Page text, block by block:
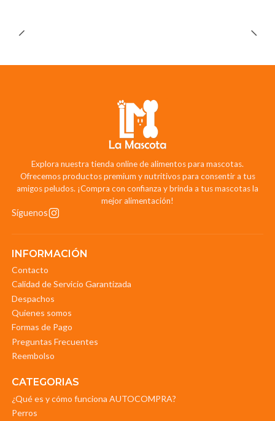
Explora nuestra tienda online de alimentos para mascotas.
Ofrecemos productos premium y nutritivos para consentir a tus
amigos peludos. ¡Compra con confianza y brinda a tus mascotas la
mejor alimentación!
Síguenos
INFORMACIÓN
Contacto
Calidad de Servicio Garantizada
Despachos
Quienes somos
Formas de Pago
Preguntas Frecuentes
Reembolso
CATEGORIAS
¿Qué es y cómo funciona AUTOCOMPRA?
Perros